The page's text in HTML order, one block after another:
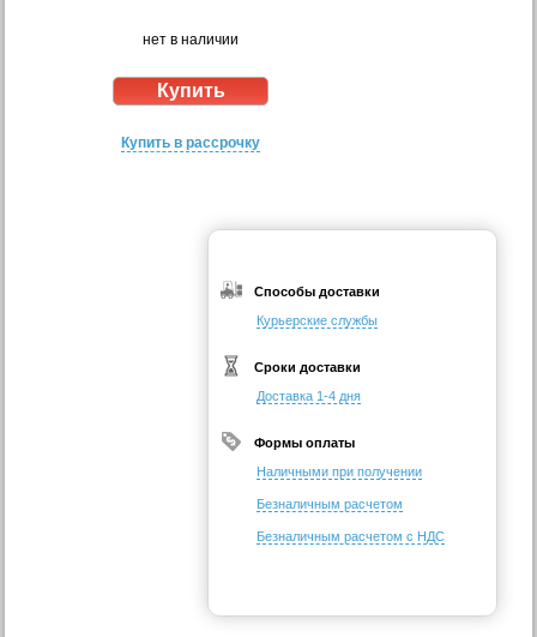
нет в наличии
Купить в рассрочку
Способы доставки
Курьерские службы
Сроки доставки
Доставка 1-4 дня
Формы оплаты
Наличными при получении
Безналичным расчетом
Безналичным расчетом с НДС